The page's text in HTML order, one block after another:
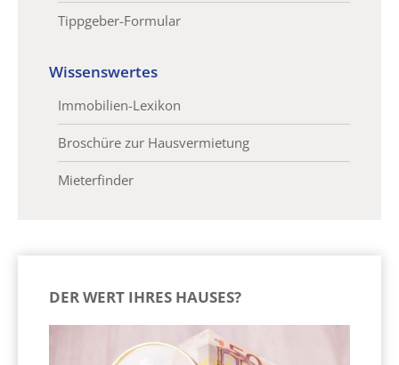
Tippgeber-Formular
Wissenswertes
Immobilien-Lexikon
Broschüre zur Hausvermietung
Mieterfinder
DER WERT IHRES HAUSES?